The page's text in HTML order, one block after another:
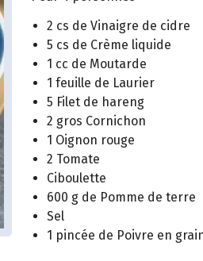
2 cs de Vinaigre de cidre
5 cs de Crème liquide
1 cc de Moutarde
1 feuille de Laurier
5 Filet de hareng
2 gros Cornichon
1 Oignon rouge
2 Tomate
Ciboulette
600 g de Pomme de terre
Sel
1 pincée de Poivre en